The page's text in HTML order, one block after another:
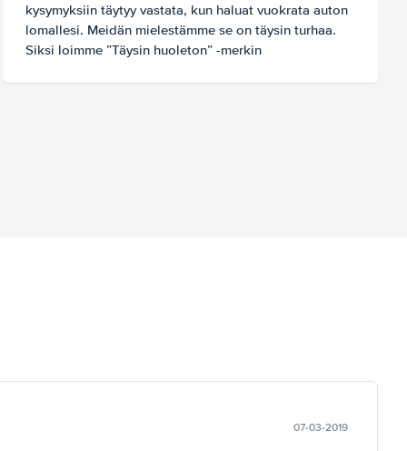
kysymyksiin täytyy vastata, kun haluat vuokrata auton
lomallesi. Meidän mielestämme se on täysin turhaa.
Siksi loimme ”Täysin huoleton” -merkin
07-03-2019